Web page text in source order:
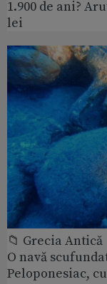
1.900 de ani?
lei
📁 Grecia Antică
O navă
Peloponesiac,